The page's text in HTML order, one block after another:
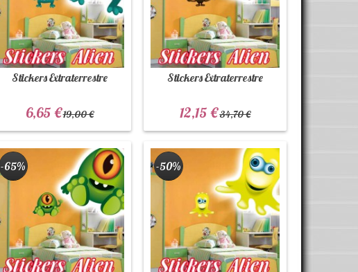
Stickers Extraterrestre
6,65 €19,00 €
Stickers Extraterrestre
12,15 €34,70 €
-65% -50%